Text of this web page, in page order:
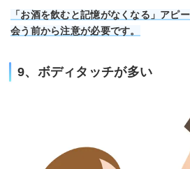
「お酒を飲むと記憶がなくなる」アピ
会う前から注意が必要です。
9、ボディタッチが多い